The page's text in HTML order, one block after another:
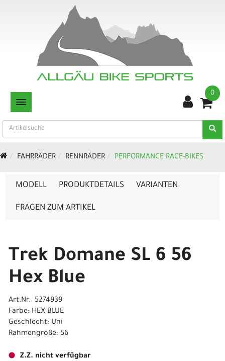
TOGGLE NAVIGATION
0
FAHRRÄDER RENNRÄDER PERFORMANCE RACE-BIKES
MODELL PRODUKTDETAILS VARIANTEN
FRAGEN ZUM ARTIKEL
Trek Domane SL 6 56
Hex Blue
Art.Nr. 5274939
Farbe: HEX BLUE
Geschlecht: Uni
Rahmengröße: 56
Z.Z. nicht verfügbar